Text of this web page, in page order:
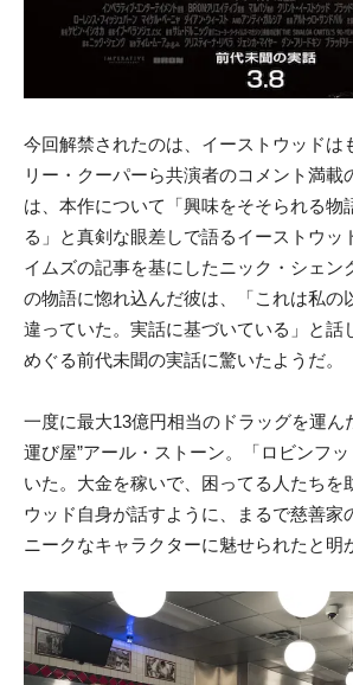
今回解禁されたのは、イーストウッドは
リー・クーパーら共演者のコメント満載
は、本作について「興味をそそられる物
る」と真剣な眼差しで語るイーストウッ
イムズの記事を基にしたニック・シェン
の物語に惚れ込んだ彼は、「これは私の
違っていた。実話に基づいている」と話
めぐる前代未聞の実話に驚いたようだ。
一度に最大13億円相当のドラッグを運ん
運び屋”アール・ストーン。「ロビンフ
いた。大金を稼いで、困ってる人たちを
ウッド自身が話すように、まるで慈善家
ニークなキャラクターに魅せられたと明